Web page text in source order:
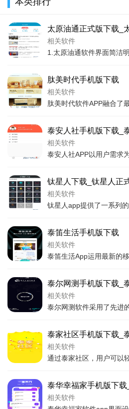
遇到的各种问题，还通过数据监测
供了一站式解决方案，极大地提升
价值。无论是对于个体果农还是枣
枣业软件App在帮助枣农解决实
持续发展与升级，是一款值得各位枣
入新的活力与可能。
下载
太原油通正式版下载_
下载
相关软件
肽美时代手机版下载
相关软件
泰安人社手机版下载_
下载
相关软件
钛星人下载_钛星人正
相关软件
泰笛生活手机版下载
相关软件
泰尔网测手机版下载_
下载
相关软件
泰家社区手机版下载_
下载
相关软件
泰华幸福家手机版下
卓版下载
相关软件